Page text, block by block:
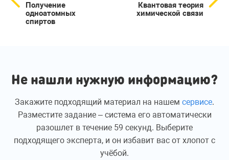
Получение
одноатомных
спиртов
Квантовая теория
химической связи
Не нашли нужную информацию?
Закажите подходящий материал на нашем сервисе.
Разместите задание – система его автоматически
разошлет в течение 59 секунд. Выберите
подходящего эксперта, и он избавит вас от хлопот с
учёбой.